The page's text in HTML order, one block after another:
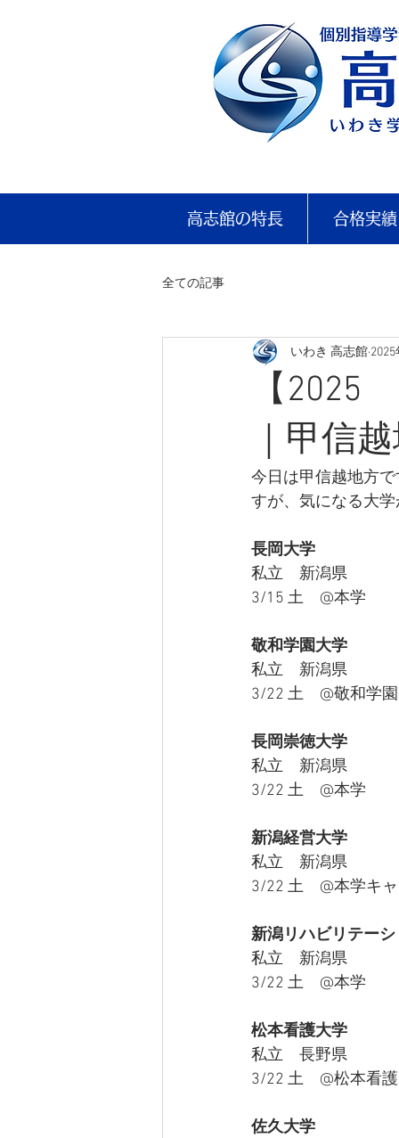
高志館の特長 合格実績
全ての記事
【
｜甲信
いわき 高志館
今日は甲信越地方
すが、気になる大
長岡大学
私立　新潟県
3/15 土　@本学
敬和学園大学
私立　新潟県
3/22 土　@敬和学
長岡崇徳大学
私立　新潟県
3/22 土　@本学
新潟経営大学
私立　新潟県
3/22 土　@本学キ
新潟リハビリテー
私立　新潟県
3/22 土　@本学
松本看護大学
私立　長野県
3/22 土　@松本看
佐久大学